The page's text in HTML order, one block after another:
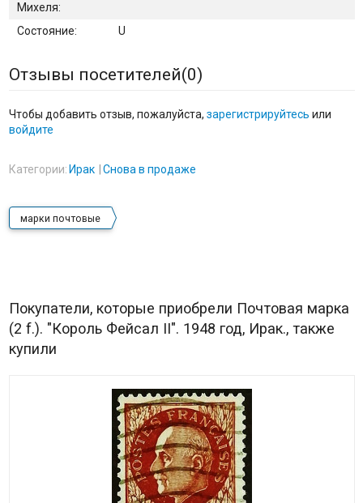
Михеля:
Состояние: U
Отзывы посетителей(0)
Чтобы добавить отзыв, пожалуйста, зарегистрируйтесь или
войдите
Категории: Ирак Снова в продаже
марки почтовые
Покупатели, которые приобрели Почтовая марка
(2 f.). "Король Фейсал II". 1948 год, Ирак., также
купили